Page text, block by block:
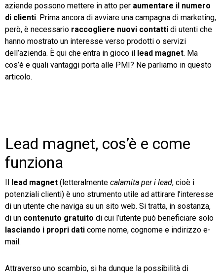
aziende possono mettere in atto per aumentare il numero
di clienti. Prima ancora di avviare una campagna di marketing,
però, è necessario raccogliere nuovi contatti di utenti che
hanno mostrato un interesse verso prodotti o servizi
dell’azienda. È qui che entra in gioco il
lead magnet. Ma
cos’è e quali vantaggi porta alle PMI? Ne parliamo in questo
articolo.
Lead magnet, cos’è e come
funziona
lead magnet (letteralmente calamita per i lead, cioè i
potenziali clienti) è uno strumento utile ad attirare l’interesse
di un utente che naviga su un sito web. Si tratta, in sostanza,
di un contenuto gratuito di cui l’utente può beneficiare solo
lasciando i propri dati come nome, cognome e indirizzo e-
mail.
Attraverso uno scambio, si ha dunque la possibilità di